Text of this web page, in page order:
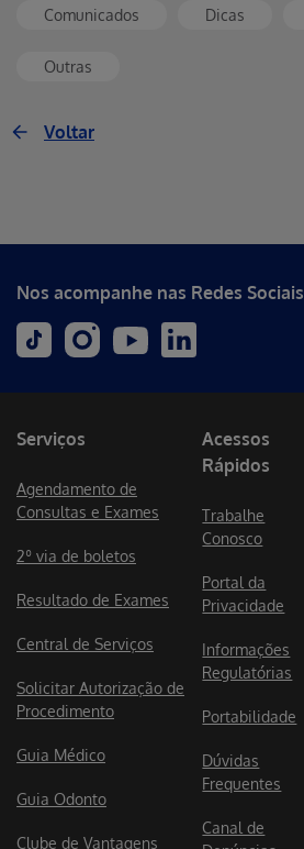
Comunicados Dicas
Outras
Voltar
Nos acompanhe nas Redes Sociais
Serviços
Agendamento de
Consultas e Exames
2º via de boletos
Resultado de Exames
Central de Serviços
Solicitar Autorização de
Procedimento
Guia Médico
Guia Odonto
Clube de Vantagens
Acessos
Rápidos
Trabalhe
Conosco
Portal da
Privacidade
Informações
Regulatórias
Portabilidade
Dúvidas
Frequentes
Canal de